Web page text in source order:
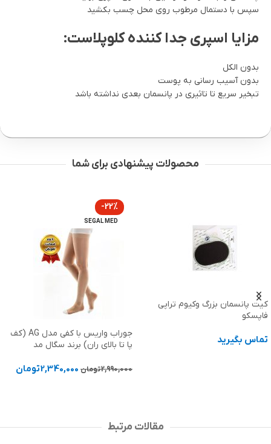
سپس با دستمال مرطوب روی محل چسب بکشید
مزایا اسپری جدا کننده کلوپلاست:
بدون الکل
بدون آسیب رسانی به پوست
تبخیر سریع تا تاثیری در پانسمان بعدی نداشته باشد
محصولات پیشنهادی برای شما
پا تا بالای ران) برند سگال مد
پانسمان فوم نقره دار بیاتین
1,978,000تومان
مقالات مرتبط